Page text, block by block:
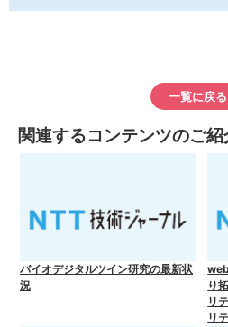
一覧に戻る
関連するコンテンツのご紹
バイオデジタルツイン研究の最新状
況
り
リ
リ